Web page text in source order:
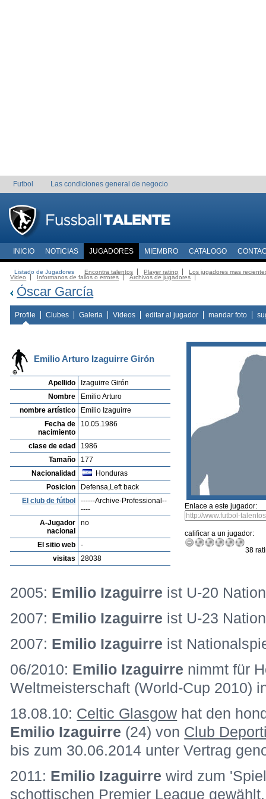
Futbol Las condiciones general de negocio
INICIO NOTICIAS JUGADORES MIEMBRO CATALOGO
Listado de Jugadores Encontra talentos Player rating
Los jugadores mas
Video
Informanos de fallos o errores Archivos de jugadores
Óscar García
Profile Clubes Galeria Videos editar al jugador mandar foto
Emilio Arturo Izaguirre Girón
Apellido
Izaguirre Girón
Nombre
Emilio Arturo
nombre artístico
Emilio Izaguirre
Fecha de
nacimiento
10.05.1986
clase de edad
1986
Tamaño
177
Nacionalidad
Honduras
Posicion
Defensa,Left back
El club de fútbol
------Archive-Professional--
----
A-Jugador
nacional
no
El sitio web
-
visitas
28038
Enlace a este jugador:
calificar a un jugador:
38
2005: Emilio Izaguirre ist U-20
2007: Emilio Izaguirre ist U-23
2007: Emilio Izaguirre ist
06/2010: Emilio Izaguirre nimmt für
Weltmeisterschaft (World-Cup 2010)
18.08.10: Celtic Glasgow hat den
Emilio Izaguirre (24) von Club
bis zum 30.06.2014 unter Vertrag
2011: Emilio Izaguirrewird zum
schottischen Premier League gewählt.